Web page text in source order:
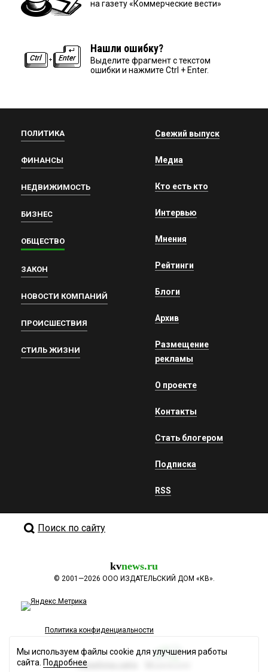
на газету «Коммерческие вести»
Нашли ошибку?
Выделите фрагмент с текстом
ошибки и нажмите Ctrl + Enter.
ПОЛИТИКА
ФИНАНСЫ
НЕДВИЖИМОСТЬ
БИЗНЕС
ОБЩЕСТВО
ЗАКОН
НОВОСТИ КОМПАНИЙ
ПРОИСШЕСТВИЯ
СТИЛЬ ЖИЗНИ
Свежий выпуск
Медиа
Кто есть кто
Интервью
Мнения
Рейтинги
Блоги
Архив
Размещение
рекламы
О проекте
Контакты
Стать блогером
Подписка
RSS
Поиск по сайту
kvnews.ru
© 2001—2026 ООО ИЗДАТЕЛЬСКИЙ ДОМ «КВ».
Политика конфиденциальности
Разработка сайта
Мы используем файлы cookie для улучшения работы
сайта. Подробнее